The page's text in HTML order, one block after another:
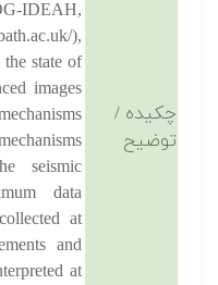
چکیده /
توضیح
IDEAH,
),
state of
images
seismic
data
at
and
at